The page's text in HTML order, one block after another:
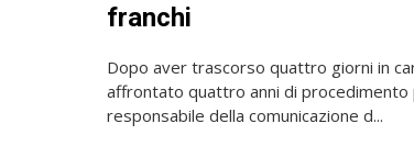
franchi
Dopo aver trascorso quattro giorni in
affrontato quattro anni di procedimento
responsabile della comunicazione d...